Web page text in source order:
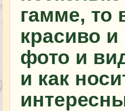
гамме, то
красиво
фото и
и как